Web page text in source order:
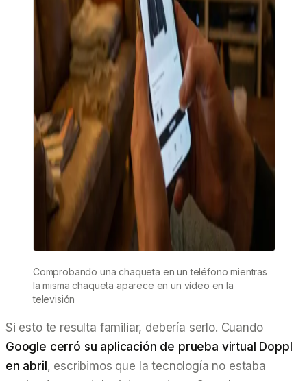
Comprobando una chaqueta en un teléfono mientras
la misma chaqueta aparece en un vídeo en la
televisión
Si esto te resulta familiar, debería serlo. Cuando
Google cerró su aplicación de prueba virtual Doppl
en abril, escribimos que la tecnología no estaba